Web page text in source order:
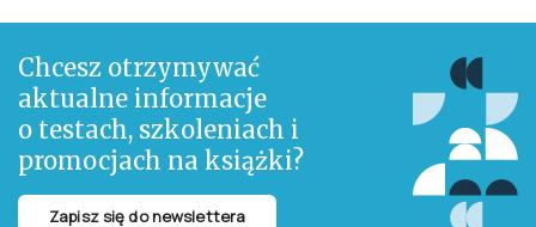
Chcesz otrzymywać
aktualne informacje
o testach, szkoleniach i
promocjach na książki?
Zapisz się do newslettera